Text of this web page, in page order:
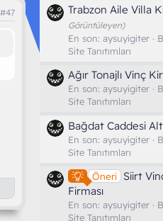
#47 Trabzon Aile Villa
Görüntüleyen)
En son: aysuyigiter
Site Tanıtımları
Ağır Tonajlı Vinç
En son: aysuyigiter
Site Tanıtımları
Bağdat Caddesi
En son: aysuyigiter
Site Tanıtımları
Öneri
Siirt
Firması
En son: aysuyigiter
Site Tanıtımları